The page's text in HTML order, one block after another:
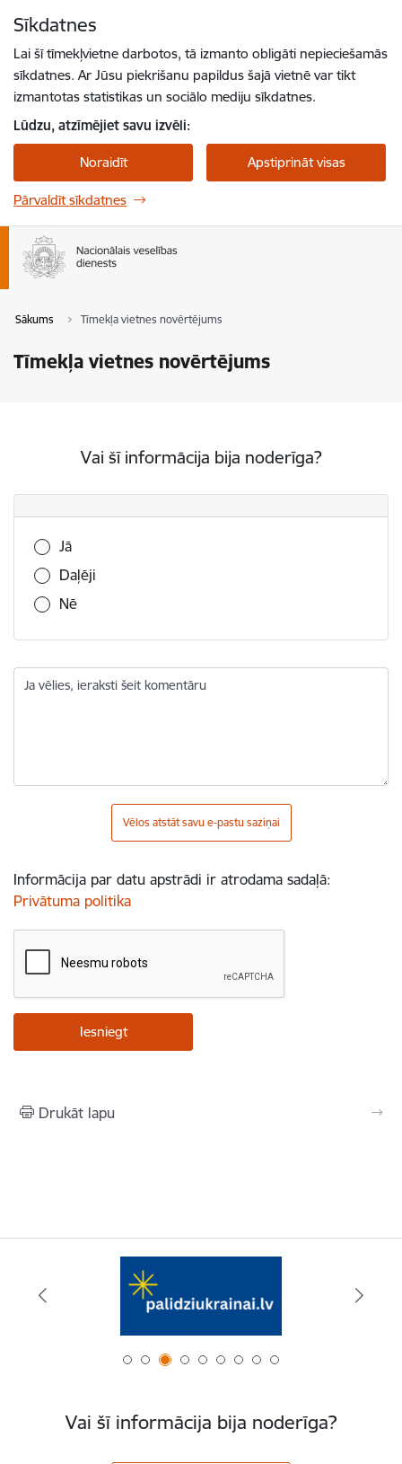
Sīkdatnes
Lai šī tīmekļvietne darbotos, tā izmanto obligāti nepieciešamās
sīkdatnes. Ar Jūsu piekrišanu papildus šajā vietnē var tikt
izmantotas statistikas un sociālo mediju sīkdatnes.
Lūdzu, atzīmējiet savu izvēli:
Noraidīt Apstiprināt visas
Pārvaldīt sīkdatnes
Sākums Tīmekļa vietnes novērtējums
Tīmekļa vietnes novērtējums
Vai šī informācija bija noderīga?
Vai šī informācija bija noderīga?
Jā
Daļēji
Nē
Ja vēlies, ieraksti šeit komentāru
Vēlos atstāt savu e-pastu saziņai
Informācija par datu apstrādi ir atrodama sadaļā:
Privātuma politika
Drukāt lapu
Vai šī informācija bija noderīga?